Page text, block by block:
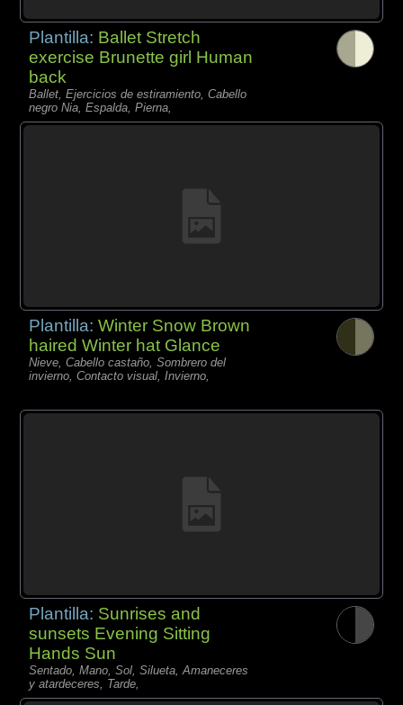
Plantilla: Ballet Stretch
exercise Brunette girl Human
back
Ballet, Ejercicios de estiramiento, Cabello
negro Nia, Espalda, Pierna,
Plantilla:Winter Snow Brown
haired Winter hat Glance
Nieve, Cabello castaño, Sombrero del
invierno, Contacto visual, Invierno,
Plantilla: Sunrises and
sunsets Evening Sitting
Hands Sun
Sentado, Mano, Sol, Silueta, Amaneceres
y atardeceres, Tarde,